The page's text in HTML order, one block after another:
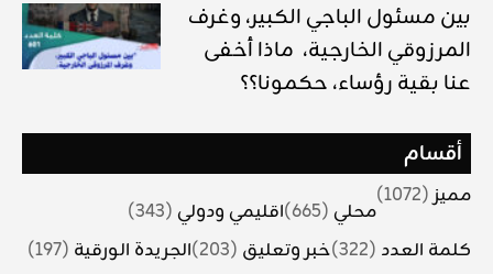
بين مسئول الباجي الكبير، وغرف
المرزوقي الخارجية، ماذا أخفى
عنا بقية رؤساء، حكمونا؟؟
أقسام
مميز(1072)
محلي (665) اقليمي ودولي (343)
كلمة العدد (322) خبر وتعليق (203) الجريدة الورقية (197)